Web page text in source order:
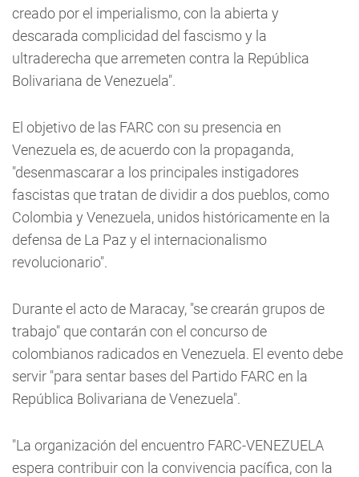
creado por el imperialismo, con la abierta y
descarada complicidad del fascismo y la
ultraderecha que arremeten contra la República
Bolivariana de Venezuela".
El objetivo de las FARC con su presencia en
Venezuela es, de acuerdo con la propaganda,
"desenmascarar a los principales instigadores
fascistas que tratan de dividir a dos pueblos, como
Colombia y Venezuela, unidos históricamente en la
defensa de La Paz y el internacionalismo
revolucionario".
Durante el acto de Maracay, "se crearán grupos de
trabajo" que contarán con el concurso de
colombianos radicados en Venezuela. El evento debe
servir "para sentar bases del Partido FARC en la
República Bolivariana de Venezuela".
"La organización del encuentro FARC-VENEZUELA
espera contribuir con la convivencia pacífica, con la